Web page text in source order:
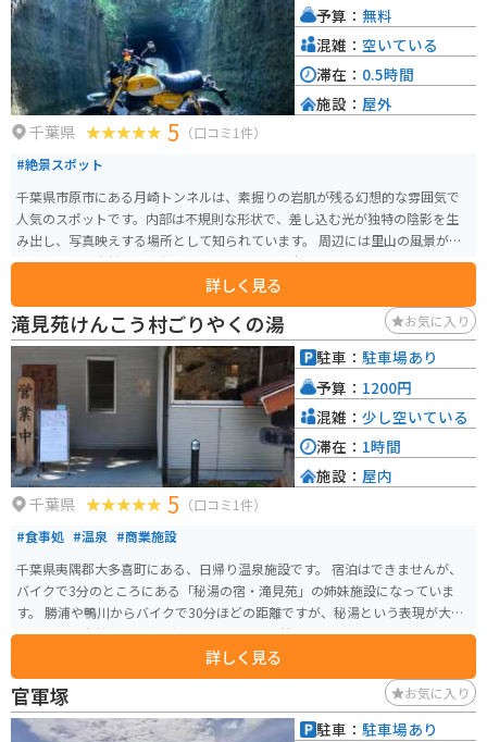
千葉県 5 （口コミ1件）
#絶景スポット
千葉県市原市にある月崎トンネルは、素掘りの岩肌が残る幻想的な雰囲気で
人気のスポットです。内部は不規則な形状で、差し込む光が独特の陰影を生
み出し、写真映えする場所として知られています。 周辺には里山の風景が広
がり、静かな自然の中で散策を楽しめるのも魅力です。トンネル付近は足元
が滑りやすく、雨天時は特に注意が必要なため歩きやすい靴がおすすめで
す。 バイクで訪れる場合、養老渓谷周辺のワインディングを楽しみながらア
クセスできるルートで、ツーリングの立ち寄りスポットとしても最適です
が、道幅が狭い区間もあるため慎重な走行が求められます。目的地の途中か
ら電波が入らなくなります。また、道が濡れていたりぬかるんでいる箇所が
あり、運転に自信がない人は特に注意が必要です。
詳しく見る
予算： 無料
混雑： 空いている
滞在： 0.5時間
施設： 屋外
滝見苑けんこう村ごりやくの湯 お気に入り
千葉県 5 （口コミ1件）
#食事処 #温泉 #商業施設
千葉県夷隅郡大多喜町にある、日帰り温泉施設です。 宿泊はできませんが、
バイクで3分のところにある「秘湯の宿・滝見苑」の姉妹施設になっていま
す。 勝浦や鴨川からバイクで30分ほどの距離ですが、秘湯という表現が大げ
さではない自然環境の中の温泉です。 たどり着くまでには、ちょっとした山
道で適度なワインディングを楽しむこともできます。
詳しく見る
駐車： 駐車場あり
予算： 1200円
混雑： 少し空いている
滞在： 1時間
施設： 屋内
官軍塚 お気に入り
駐車： 駐車場あり